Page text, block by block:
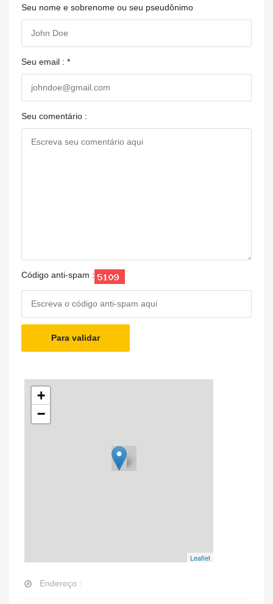
Seu nome e sobrenome ou seu pseudônimo
Seu email : *
Seu comentário :
Código anti-spam :
Para validar
+
−
Leaflet
Endereço :